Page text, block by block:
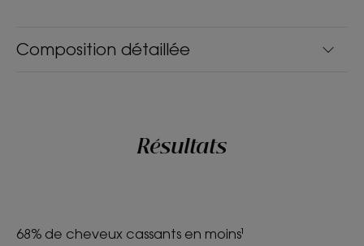
Composition détaillée
Résultats
68% de cheveux cassants en moins¹